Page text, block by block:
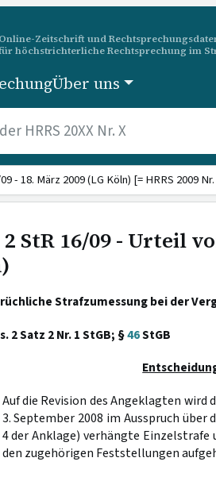
Online-Zeitschrift und
höchstrichterliche Rechtsprechung im
Über uns
- 18. März 2009 (LG Köln) [= HRRS 2009
StR 16/09 - Urteil
Strafzumessung bei der
2 Satz 2 Nr. 1 StGB; §46StGB
Auf die Revision des Angeklagten
3. September 2008 im Ausspruch
4 der Anklage) verhängte
den zugehörigen Feststellungen